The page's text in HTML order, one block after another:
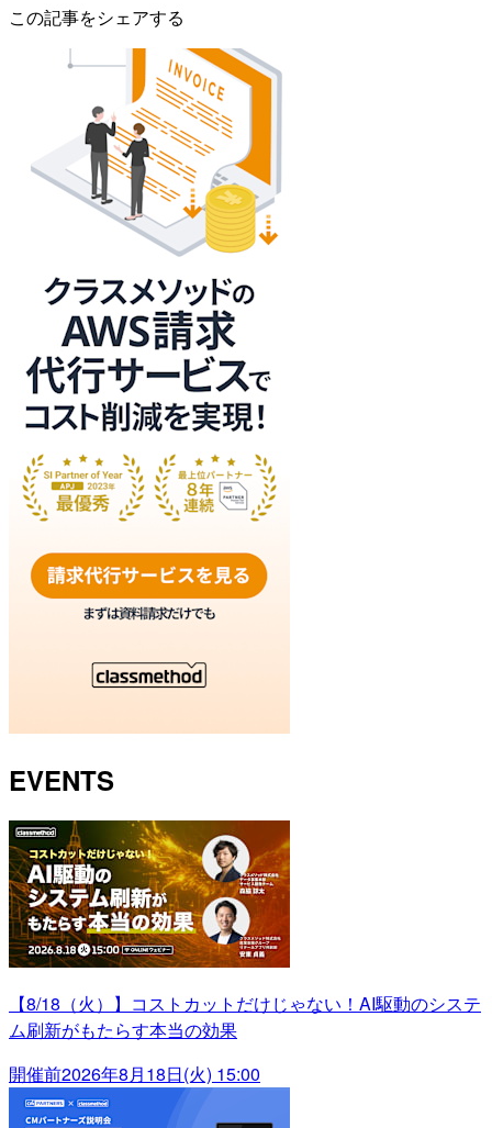
この記事をシェアする
EVENTS
【8/18（火）】コストカットだけじゃない！AI駆動のシステ
ム刷新がもたらす本当の効果
開催前2026年8月18日(火) 15:00